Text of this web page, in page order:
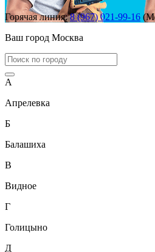
Горячая линия:8 (967) 021-99-16
Ваш город Москва
А
Апрелевка
Б
Балашиха
В
Видное
Г
Голицыно
Д